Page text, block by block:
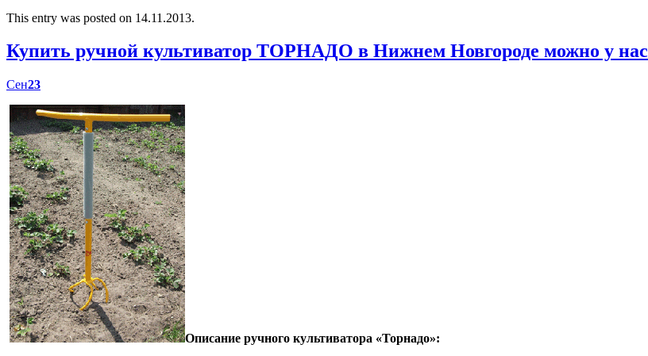
This entry was posted on 14.11.2013.
Купить ручной культиватор ТОРНАДО в Нижнем Новгороде можно у нас
Сен23
Описание ручного культиватора «Торнадо»: